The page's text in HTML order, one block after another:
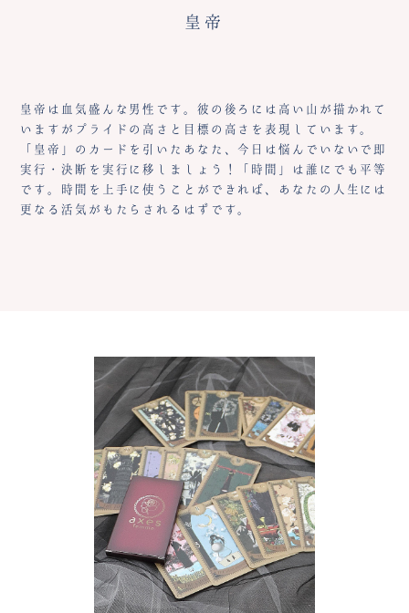
皇帝
皇帝は血気盛んな男性です。彼の後ろには高い山が描かれて
いますがプライドの高さと目標の高さを表現しています。
「皇帝」のカードを引いたあなた、今日は悩んでいないで即
実行・決断を実行に移しましょう！「時間」は誰にでも平等
です。時間を上手に使うことができれば、あなたの人生には
更なる活気がもたらされるはずです。